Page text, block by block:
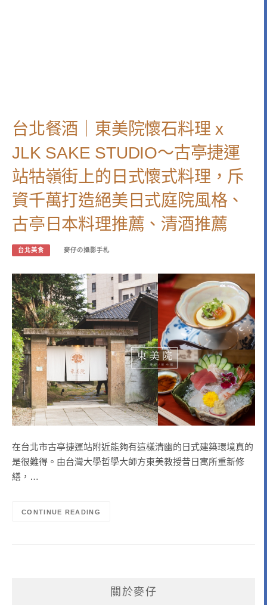
台北餐酒｜東美院懷石料理 x
JLK SAKE STUDIO～古亭捷運
站牯嶺街上的日式懷式料理，斥
資千萬打造絕美日式庭院風格、
古亭日本料理推薦、清酒推薦
台北美食 麥仔の攝影手札
在台北市古亭捷運站附近能夠有這樣清幽的日式建築環境真的
是很難得。由台灣大學哲學大師方東美教授昔日寓所重新修
繕，…
CONTINUE READING
關於麥仔